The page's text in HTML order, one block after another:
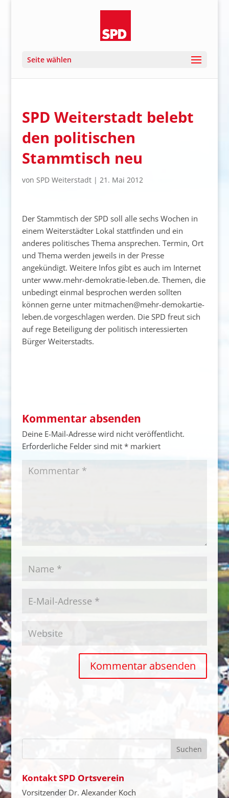
Seite wählen
SPD Weiterstadt belebt
den politischen
Stammtisch neu
von SPD Weiterstadt| 21. Mai 2012
Der Stammtisch der SPD soll alle sechs Wochen in
einem Weiterstädter Lokal stattfinden und ein
anderes politisches Thema ansprechen. Termin, Ort
und Thema werden jeweils in der Presse
angekündigt. Weitere Infos gibt es auch im Internet
unter www.mehr-demokratie-leben.de. Themen, die
unbedingt einmal besprochen werden sollten
können gerne unter mitmachen@mehr-demokartie-
leben.de vorgeschlagen werden. Die SPD freut sich
auf rege Beteiligung der politisch interessierten
Bürger Weiterstadts.
Kommentar absenden
Deine E-Mail-Adresse wird nicht veröffentlicht.
Erforderliche Felder sind mit *markiert
Kontakt SPD Ortsverein
Vorsitzender Dr. Alexander Koch